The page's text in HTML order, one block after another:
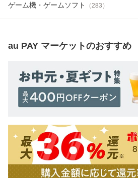
ゲーム機・ゲームソフト （283 ）
au PAY マーケットのおすすめ